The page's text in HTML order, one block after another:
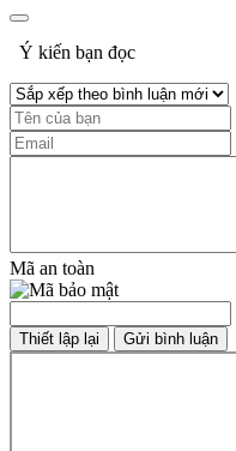
Ý kiến bạn đọc
Mã an toàn